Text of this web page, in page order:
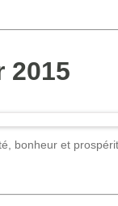
bonheur et